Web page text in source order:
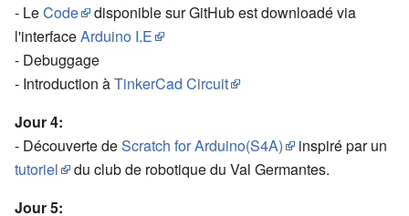
- LeCode
disponible sur GitHub est downloadé via
l'interfaceArduino I.E
- Debuggage
- Introduction àTinkerCad Circuit
Jour 4:
- Découverte deScratch for Arduino(S4A)
inspiré par un
tutoriel
du club de robotique du Val Germantes.
Jour 5: